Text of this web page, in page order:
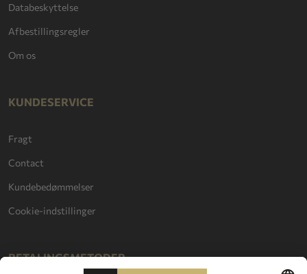
Databeskyttelse
Afbestillingsregler
Om os
KUNDESERVICE
Fragt
Contact
Kundebedømmelser
Cookie-indstillinger
BETALINGSMETODER